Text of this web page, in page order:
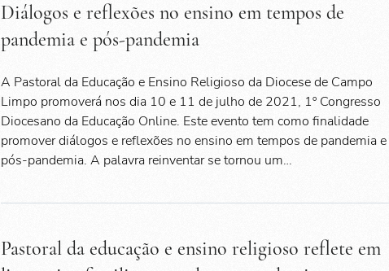
Diálogos e reflexões no ensino em tempos de
pandemia e pós-pandemia
A Pastoral da Educação e Ensino Religioso da Diocese de Campo
Limpo promoverá nos dia 10 e 11 de julho de 2021, 1º Congresso
Diocesano da Educação Online. Este evento tem como finalidade
promover diálogos e reflexões no ensino em tempos de pandemia e
pós-pandemia. A palavra reinventar se tornou um…
Pastoral da educação e ensino religioso reflete em